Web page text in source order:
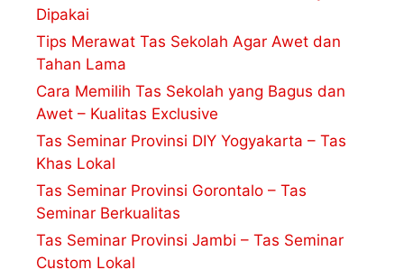
Dipakai
Tips Merawat Tas Sekolah Agar Awet dan
Tahan Lama
Cara Memilih Tas Sekolah yang Bagus dan
Awet – Kualitas Exclusive
Tas Seminar Provinsi DIY Yogyakarta – Tas
Khas Lokal
Tas Seminar Provinsi Gorontalo – Tas
Seminar Berkualitas
Tas Seminar Provinsi Jambi – Tas Seminar
Custom Lokal